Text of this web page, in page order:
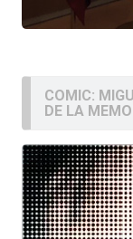
COMIC:
DE LA